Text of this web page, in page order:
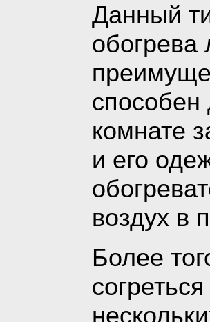
Данный
способен
комнате
и его
воздух в
Более